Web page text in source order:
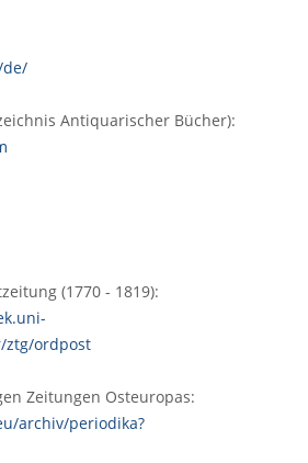
Antiquarischer Bücher):
(1770 - 1819):
ztg/ordpost
Zeitungen Osteuropas:
archiv/periodika?